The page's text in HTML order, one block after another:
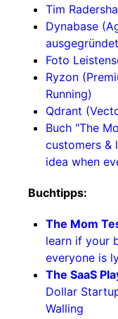
Tim
Dynabase
Foto
Ryzon
Running)
Qdrant
Buch "The
customers &
idea when
Buchtipps:
The Mom
learn if your
everyone is
The SaaS
Dollar
Walling